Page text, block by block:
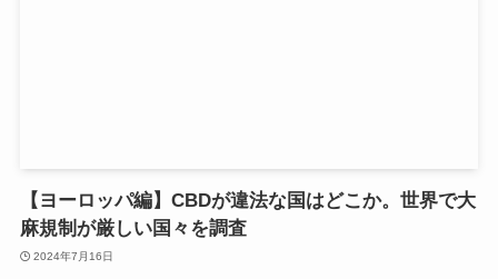
【ヨーロッパ編】CBDが違法な国はどこか。世界で大
麻規制が厳しい国々を調査
2024年7月16日